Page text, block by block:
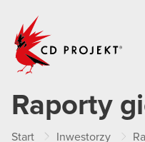
Raporty
Start Inwestorzy